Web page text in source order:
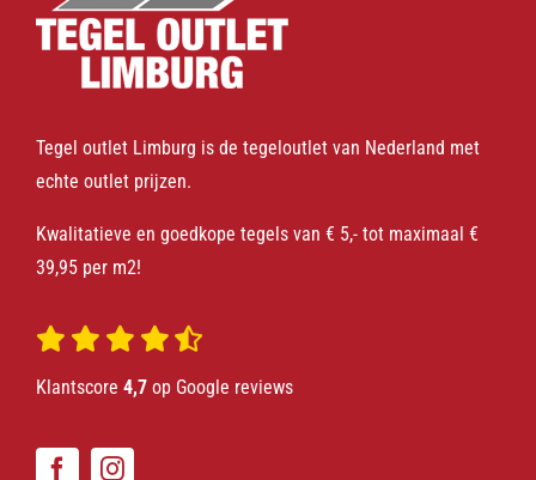
Tegel outlet Limburg is de tegeloutlet van Nederland met
echte outlet prijzen.
Kwalitatieve en goedkope tegels van € 5,- tot maximaal €
39,95 per m2!
Klantscore 4,7op Google reviews